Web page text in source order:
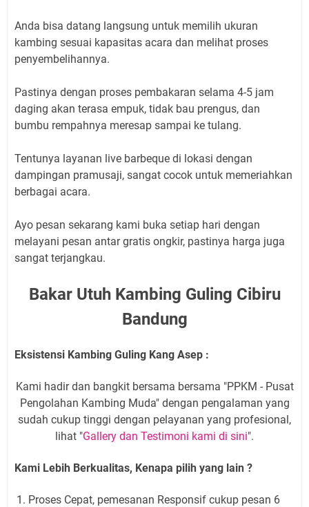
Anda bisa datang langsung untuk memilih ukuran
kambing sesuai kapasitas acara dan melihat proses
penyembelihannya.
Pastinya dengan proses pembakaran selama 4-5 jam
daging akan terasa empuk, tidak bau prengus, dan
bumbu rempahnya meresap sampai ke tulang.
Tentunya layanan live barbeque di lokasi dengan
dampingan pramusaji, sangat cocok untuk memeriahkan
berbagai acara.
Ayo pesan sekarang kami buka setiap hari dengan
melayani pesan antar gratis ongkir, pastinya harga juga
sangat terjangkau.
Bakar Utuh Kambing Guling Cibiru
Bandung
Eksistensi Kambing Guling Kang Asep :
Kami hadir dan bangkit bersama bersama "PPKM - Pusat
Pengolahan Kambing Muda" dengan pengalaman yang
sudah cukup tinggi dengan pelayanan yang profesional,
lihat "Gallery dan Testimoni kami di sini".
Kami Lebih Berkualitas, Kenapa pilih yang lain ?
Proses Cepat, pemesanan Responsif cukup pesan 6